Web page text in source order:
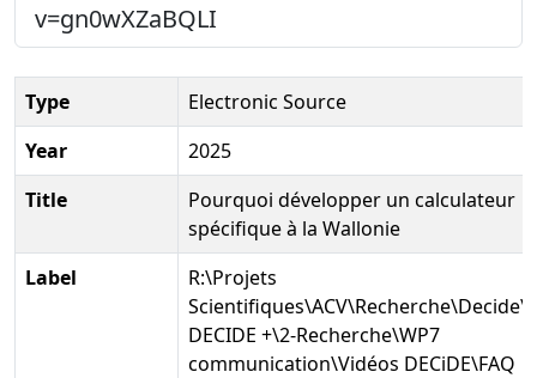
v=gn0wXZaBQLI
Type
Electronic Source
Year
2025
Title
Pourquoi développer un calculateur
spécifique à la Wallonie
Label
R:\Projets
DECIDE +\2-Recherche\WP7
communication\Vidéos DECiDE\FAQ